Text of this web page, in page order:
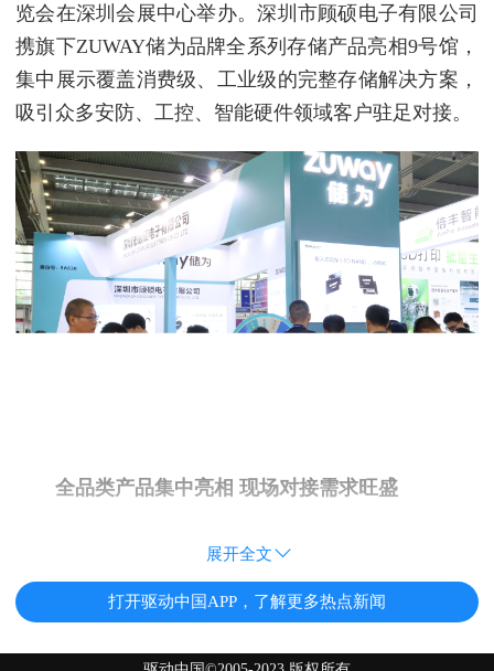
览会在深圳会展中心举办。深圳市顾硕电子有限公司
携旗下ZUWAY储为品牌全系列存储产品亮相9号馆，
集中展示覆盖消费级、工业级的完整存储解决方案，
吸引众多安防、工控、智能硬件领域客户驻足对接。
全品类产品集中亮相 现场对接需求旺盛
展开全文
打开驱动中国APP，了解更多热点新闻